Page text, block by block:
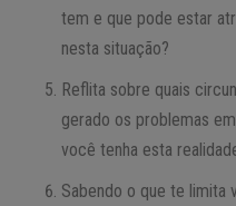
tem e que pode estar
nesta situação?
Reflita sobre quais
gerado os problemas
você tenha esta
Sabendo o que te limita